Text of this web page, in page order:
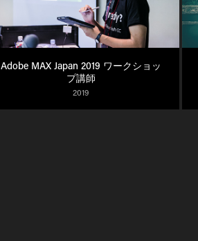
Adobe MAX Japan 2019 ワークショッ
プ講師
2019